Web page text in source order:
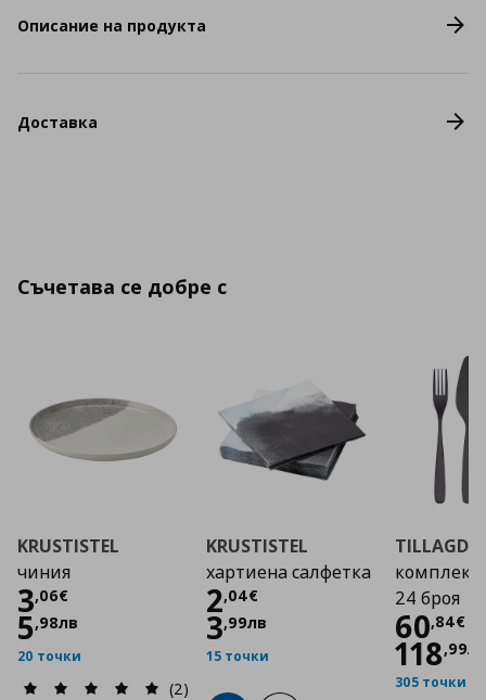
Описание на продукта
Доставка
Съчетава се добре с
KRUSTISTEL
чиния
3,06€
Цена
5,98лв
20 точки
(2)
KRUSTISTEL
хартиена салфетка
2,04€
Цена
3,99лв
15 точки
TILLAGD
24 броя
60,84€
Цена
118,99лв
305 точки